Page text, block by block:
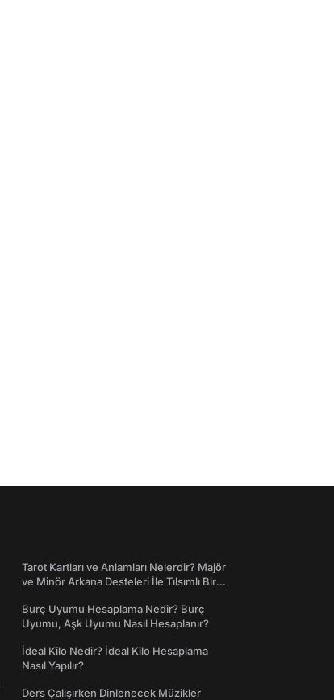
Tarot Kartları ve Anlamları Nelerdir? Majör
ve Minör Arkana Desteleri İle Tılsımlı Bir
Burç Uyumu Hesaplama Nedir? Burç
Uyumu, Aşk Uyumu Nasıl Hesaplanır?
İdeal Kilo Nedir? İdeal Kilo Hesaplama
Nasıl Yapılır?
Ders Çalışırken Dinlenecek Müzikler